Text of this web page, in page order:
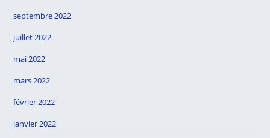
septembre 2022
juillet 2022
mai 2022
mars 2022
février 2022
janvier 2022